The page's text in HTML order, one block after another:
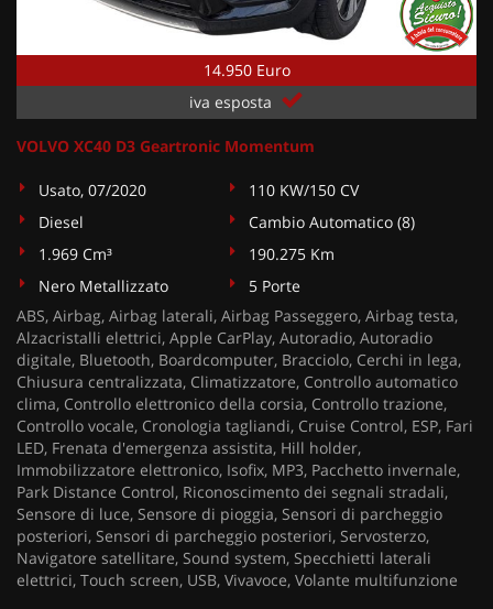
14.950 Euro
iva esposta
VOLVO XC40 D3 Geartronic Momentum
Usato, 07/2020
110 KW/150 CV
Diesel
Cambio Automatico (8)
1.969 Cm³
190.275 Km
Nero Metallizzato
5 Porte
ABS, Airbag, Airbag laterali, Airbag Passeggero, Airbag testa,
Alzacristalli elettrici, Apple CarPlay, Autoradio, Autoradio
digitale, Bluetooth, Boardcomputer, Bracciolo, Cerchi in lega,
Chiusura centralizzata, Climatizzatore, Controllo automatico
clima, Controllo elettronico della corsia, Controllo trazione,
Controllo vocale, Cronologia tagliandi, Cruise Control, ESP, Fari
LED, Frenata d'emergenza assistita, Hill holder,
Immobilizzatore elettronico, Isofix, MP3, Pacchetto invernale,
Park Distance Control, Riconoscimento dei segnali stradali,
Sensore di luce, Sensore di pioggia, Sensori di parcheggio
posteriori, Sensori di parcheggio posteriori, Servosterzo,
Navigatore satellitare, Sound system, Specchietti laterali
elettrici, Touch screen, USB, Vivavoce, Volante multifunzione